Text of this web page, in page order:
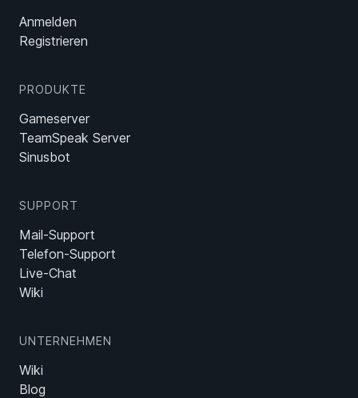
Anmelden
Registrieren
PRODUKTE
Gameserver
TeamSpeak Server
Sinusbot
SUPPORT
Mail-Support
Telefon-Support
Live-Chat
Wiki
UNTERNEHMEN
Wiki
Blog